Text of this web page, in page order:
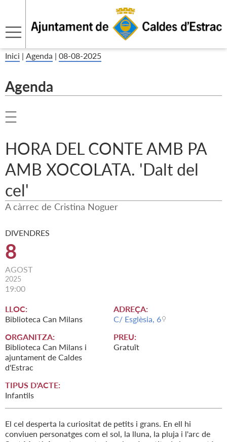
Inici | Agenda | 08-08-2025
Agenda
HORA DEL CONTE AMB PA
AMB XOCOLATA. 'Dalt del
cel'
A càrrec de Cristina Noguer
DIVENDRES
8
AGOST
2025
19:00
LLOC:
Biblioteca Can Milans
ADREÇA:
C/ Esglèsia, 6
ORGANITZA:
Biblioteca Can Milans i
ajuntament de Caldes
d'Estrac
PREU:
Gratuït
TIPUS D'ACTE:
Infantils
El cel desperta la curiositat de petits i grans. En ell hi
conviuen personatges com el sol, la lluna, la pluja i l'arc de